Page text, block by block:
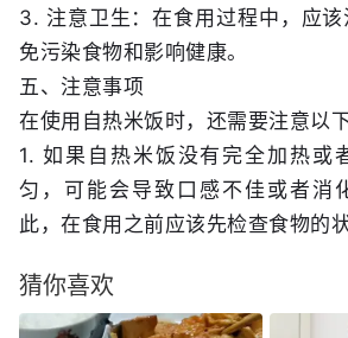
3. 注意卫生：在食用过程中，应
免污染食物和影响健康。
五、注意事项
在使用自热米饭时，还需要注意以下
1. 如果自热米饭没有完全加热或
匀，可能会导致口感不佳或者消
此，在食用之前应该先检查食物的状
猜你喜欢